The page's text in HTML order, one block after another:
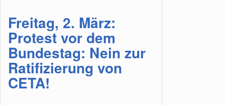
Freitag, 2. März:
Protest vor dem
Bundestag: Nein zur
Ratifizierung von
CETA!